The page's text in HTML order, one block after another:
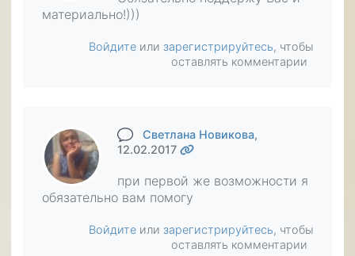
материально!)))
Войдите или зарегистрируйтесь, чтобы
оставлять комментарии
Светлана Новикова,
12.02.2017
при первой же возможности я
обязательно вам помогу
Войдите или зарегистрируйтесь, чтобы
оставлять комментарии